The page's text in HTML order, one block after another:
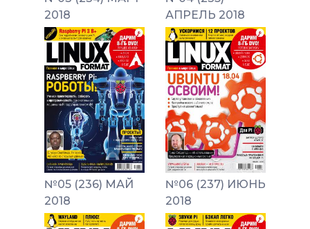
2018
АПРЕЛЬ 2018
№05 (236) МАЙ
2018
№06 (237) ИЮНЬ
2018